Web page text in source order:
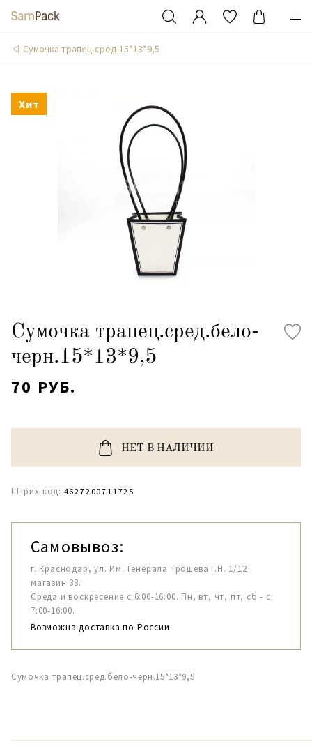
Сумочка трапец.сред.15*13*9,5
Хит
Сумочка трапец.сред.бело-
черн.15*13*9,5
70 РУБ.
НЕТ В НАЛИЧИИ
Штрих-код: 4627200711725
Самовывоз:
г. Краснодар, ул. Им. Генерала Трошева Г.Н. 1/12
магазин 38.
Среда и воскресение с 6:00-16:00. Пн, вт, чт, пт, сб - с
7:00-16:00.
Возможна доставка по России.
Сумочка трапец.сред.бело-черн.15*13*9,5